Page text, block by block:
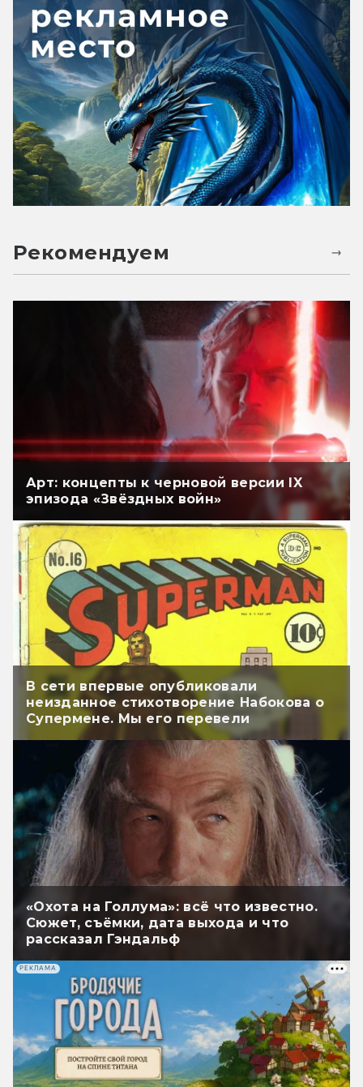
Рекомендуем
Арт: концепты к черновой версии IX
эпизода «Звёздных войн»
В сети впервые опубликовали
неизданное стихотворение Набокова о
Супермене. Мы его перевели
«Охота на Голлума»: всё что известно.
Сюжет, съёмки, дата выхода и что
рассказал Гэндальф
РЕКЛАМА